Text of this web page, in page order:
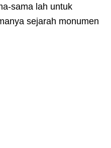
sama lah untuk
sejarah monumen